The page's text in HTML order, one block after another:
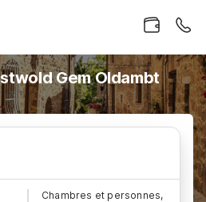
Gem Oldambt
Chambres et personnes,